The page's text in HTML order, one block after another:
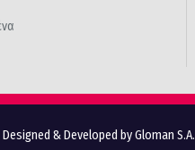
Designed & Developed by Gloman S.A.